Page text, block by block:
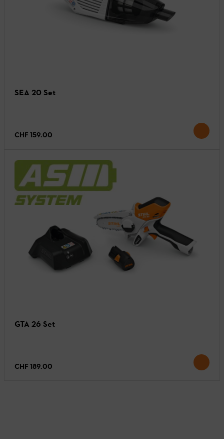
SEA 20 Set
CHF 159.00
GTA 26 Set
CHF 189.00